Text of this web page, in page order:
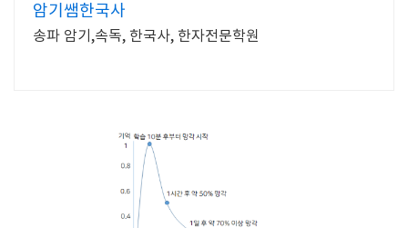
암기쌤한국사
송파 암기,속독, 한국사, 한자전문학원